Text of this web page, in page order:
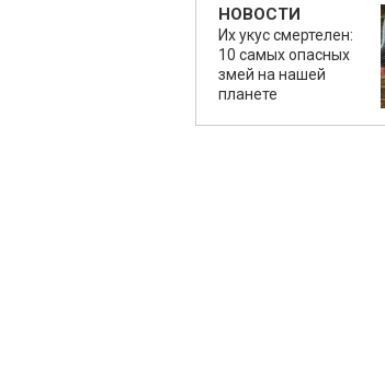
НОВОСТИ
Их укус смертелен:
10 самых опасных
змей на нашей
планете